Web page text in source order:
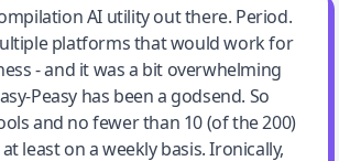
AI utility
AI utility out there. Period.
platforms that would work for
- and it was a bit overwhelming
Peasy has been a godsend. So
and no fewer than 10 (of the 200)
least on a weekly basis. Ironically,